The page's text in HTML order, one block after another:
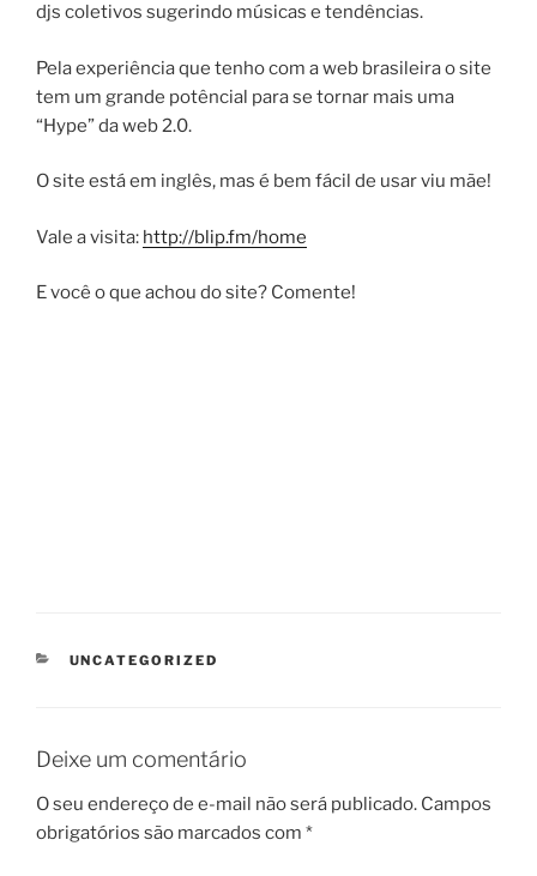
djs coletivos sugerindo músicas e tendências.
Pela experiência que tenho com a web brasileira o site
tem um grande potêncial para se tornar mais uma
“Hype” da web 2.0.
O site está em inglês, mas é bem fácil de usar viu mãe!
Vale a visita: http://blip.fm/home
E você o que achou do site? Comente!
CATEGORIAS
UNCATEGORIZED
Deixe um comentário
O seu endereço de e-mail não será publicado. Campos
obrigatórios são marcados com *